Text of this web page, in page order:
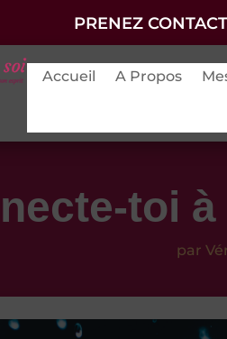
PRENEZ
Accueil A Propos
toi
par